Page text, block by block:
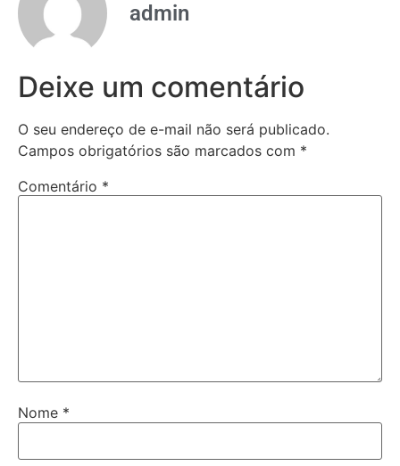
admin
Deixe um comentário
O seu endereço de e-mail não será publicado.
Campos obrigatórios são marcados com *
Comentário *
Nome *